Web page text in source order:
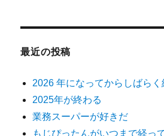
最近の投稿
2026 年になってからしばらく
2025年が終わる
業務スーパーが好きだ
もじぴったんがいつまで経っ